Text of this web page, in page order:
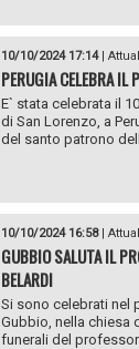
10/10/2024 17:14|
PERUGIA CELEBRA IL
E` stata celebrata il
di San Lorenzo, a
del santo patrono
10/10/2024 16:58|
GUBBIO SALUTA IL
BELARDI
Si sono celebrati nel
Gubbio, nella chiesa
funerali del professor